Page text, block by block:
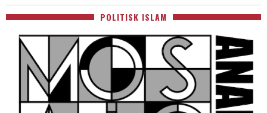
POLITISK ISLAM